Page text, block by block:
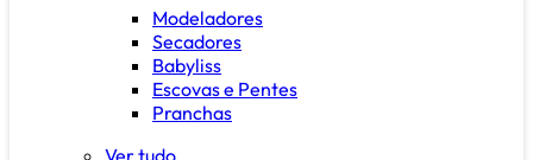
Modeladores
Secadores
Babyliss
Escovas e Pentes
Pranchas
Ver tudo